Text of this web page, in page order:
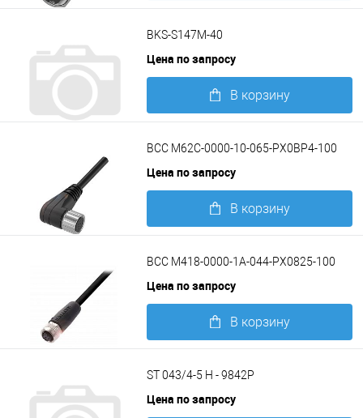
BKS-S147M-40
Цена по запросу
В корзину
BCC M62C-0000-10-065-PX0BP4-100
Цена по запросу
В корзину
BCC M418-0000-1A-044-PX0825-100
Цена по запросу
В корзину
ST 043/4-5 H - 9842P
Цена по запросу